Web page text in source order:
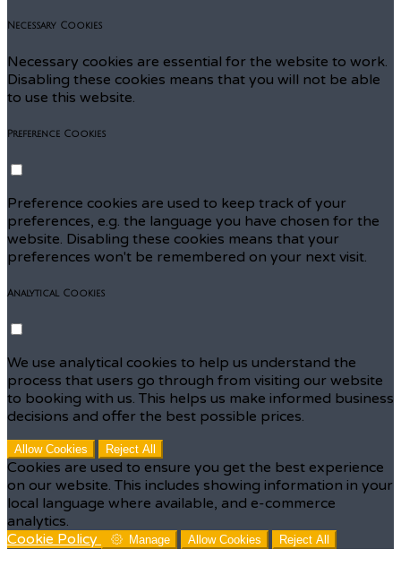
Necessary Cookies
Necessary cookies are essential for the website to work.
Disabling these cookies means that you will not be able
to use this website.
Preference Cookies
Preference cookies are used to keep track of your
preferences, e.g. the language you have chosen for the
website. Disabling these cookies means that your
preferences won't be remembered on your next visit.
Analytical Cookies
We use analytical cookies to help us understand the
process that users go through from visiting our website
to booking with us. This helps us make informed business
decisions and offer the best possible prices.
Allow Cookies Reject All
Cookies are used to ensure you get the best experience
on our website. This includes showing information in your
local language where available, and e-commerce
analytics.
Cookie Policy
Manage Allow Cookies Reject All